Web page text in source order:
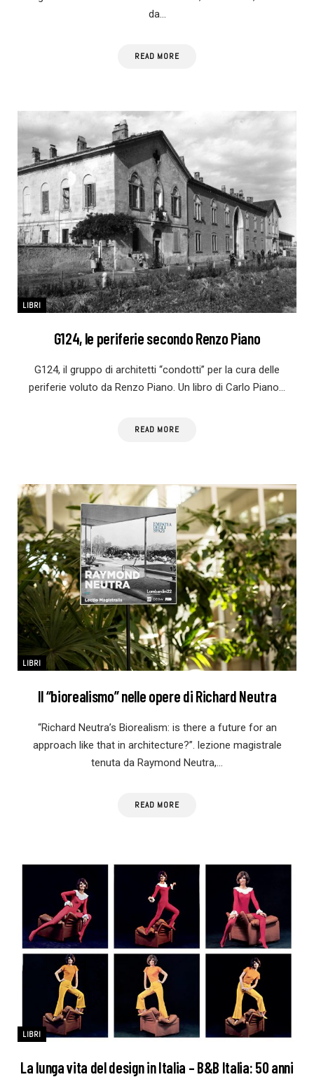
da…
READ MORE
LIBRI
G124, le periferie secondo Renzo Piano
G124, il gruppo di architetti “condotti” per la cura delle
periferie voluto da Renzo Piano. Un libro di Carlo Piano…
READ MORE
LIBRI
Il “biorealismo” nelle opere di Richard Neutra
“Richard Neutra’s Biorealism: is there a future for an
approach like that in architecture?”. lezione magistrale
tenuta da Raymond Neutra,…
READ MORE
LIBRI
La lunga vita del design in Italia – B&B Italia: 50 anni